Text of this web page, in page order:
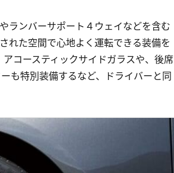
ランバーサポート４ウェイなどを含む
れた空間で心地よく運転できる装備を
コースティックサイドガラスや、後席
も特別装備するなど、ドライバーと同